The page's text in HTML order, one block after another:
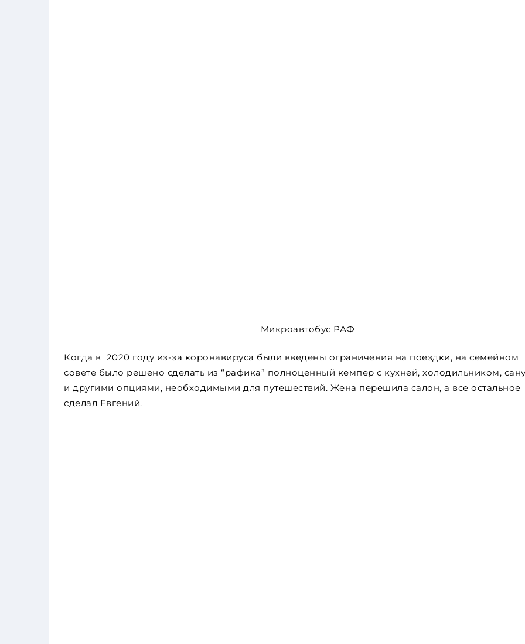
Микроавтобус РАФ
Когда в 2020 году из-за коронавируса были введены ограничения на поездки, на семейном
совете было решено сделать из “рафика” полноценный кемпер с кухней, холодильником,
и другими опциями, необходимыми для путешествий. Жена перешила салон, а все остальное
сделал Евгений.